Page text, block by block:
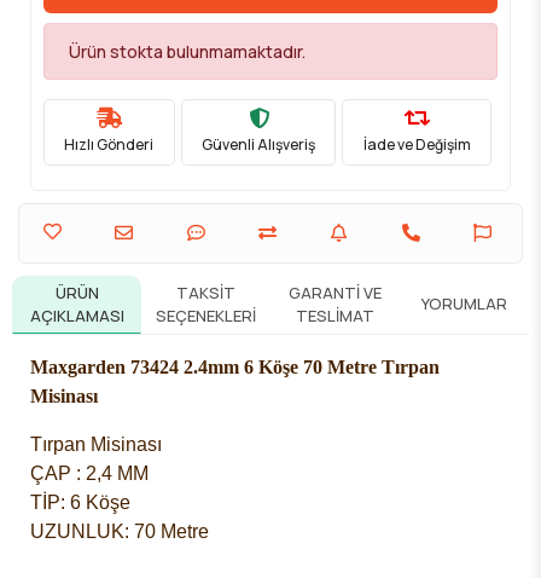
Ürün stokta bulunmamaktadır.
Hızlı Gönderi Güvenli Alışveriş İade ve Değişim
ÜRÜN
AÇIKLAMASI
TAKSIT
SEÇENEKLERI
GARANTI VE
TESLIMAT
YORUMLAR
Maxgarden 73424 2.4mm 6 Köşe 70 Metre Tırpan
Misinası
Tırpan Misinası
ÇAP : 2,4 MM
TİP: 6 Köşe
UZUNLUK: 70 Metre